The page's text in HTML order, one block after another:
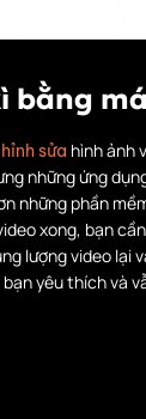
bằng
sửa hình ảnh
những ứng
những phần
xong, bạn
lượng video lại
yêu thích và